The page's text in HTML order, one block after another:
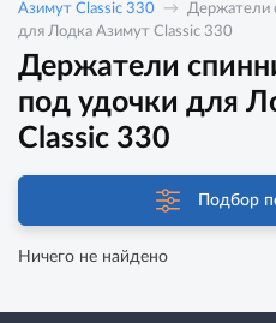
Азимут Classic 330
Держатели
для Лодка Азимут Classic 330
Держатели
под удочки для
Classic 330
Подбор
Ничего не найдено